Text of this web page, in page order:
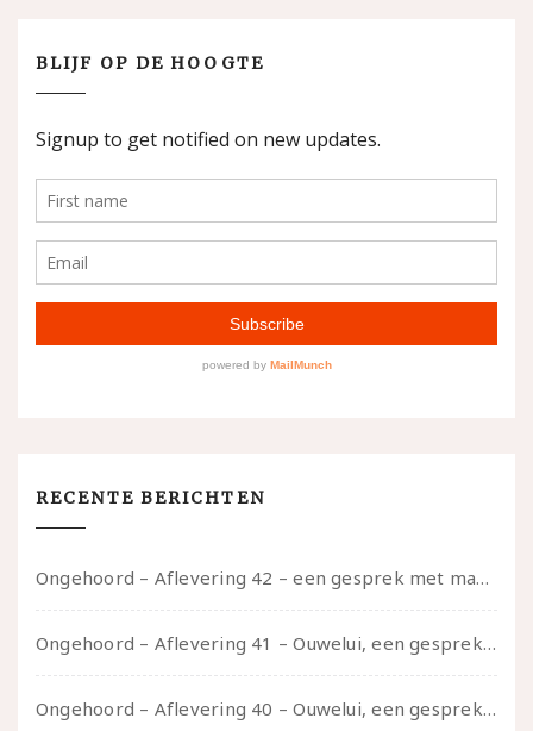
BLIJF OP DE HOOGTE
RECENTE BERICHTEN
Ongehoord – Aflevering 42 – een gesprek met marijn over seksueel opbloeien, het ouderschap uitvinden en verschillende leeftijden in je mee dragen
Ongehoord – Aflevering 41 – Ouwelui, een gesprek met Marcelle over polyamorie op latere leeftijd, (mantel)zorg voor je partners en seksueel plezier.
Ongehoord – Aflevering 40 – Ouwelui, een gesprek met Sadie Lune over vormende relaties en de geschiedenis van de queer pornobeweging